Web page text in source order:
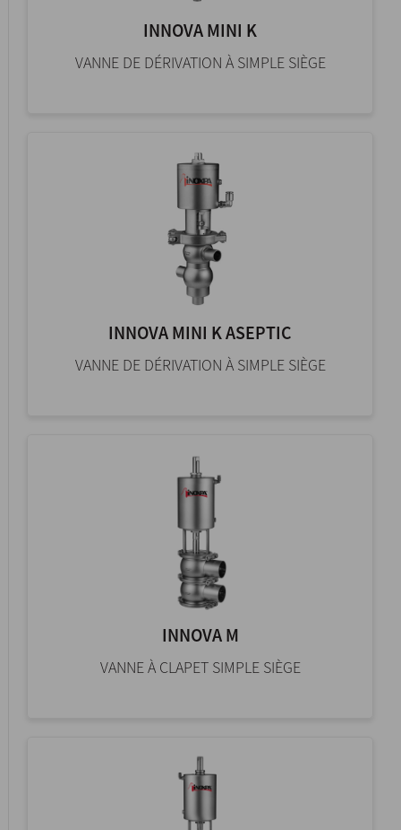
INNOVA MINI K
VANNE DE DÉRIVATION À SIMPLE SIÈGE
INNOVA MINI K ASEPTIC
VANNE DE DÉRIVATION À SIMPLE SIÈGE
INNOVA M
VANNE À CLAPET SIMPLE SIÈGE